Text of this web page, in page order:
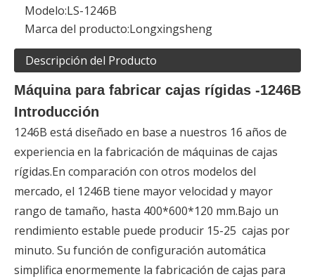
Modelo:LS-1246B
Marca del producto:Longxingsheng
Descripción del Producto
Máquina para fabricar cajas rígidas -1246B
Introducción
1246B está diseñado en base a nuestros 16 años de
experiencia en la fabricación de máquinas de cajas
rígidas.En comparación con otros modelos del
mercado, el 1246B tiene mayor velocidad y mayor
rango de tamaño, hasta 400*600*120 mm.Bajo un
rendimiento estable puede producir 15-25 cajas por
minuto. Su función de configuración automática
simplifica enormemente la fabricación de cajas para